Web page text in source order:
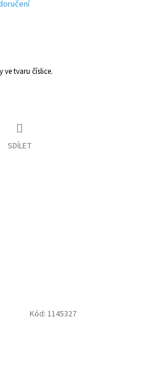
tvaru číslice.
SDÍLET
Kód: 1145327